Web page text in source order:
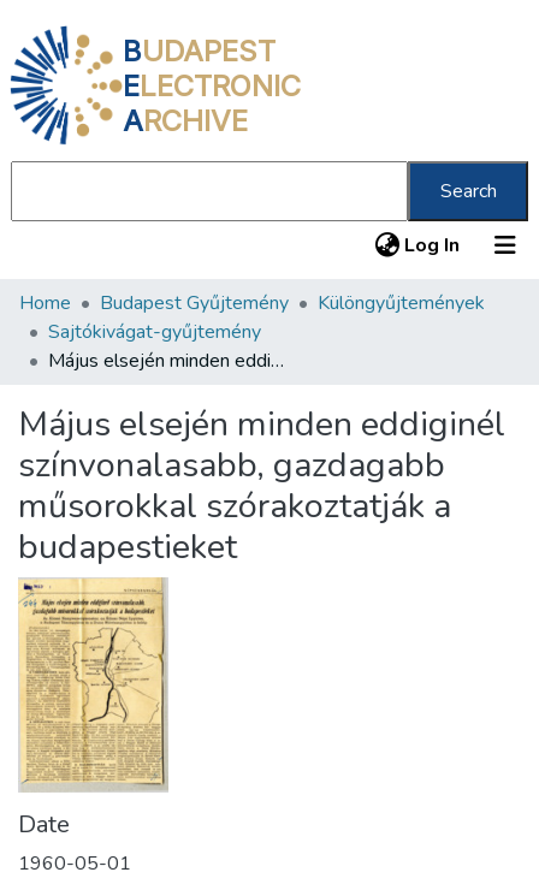
BUDAPEST
ELECTRONIC
ARCHIVE
Search
Log In (current)
Communities & Collections
All of DSpace
About us
Home Budapest Gyűjtemény
Különgyűjtemények
Sajtókivágat-gyűjtemény
Május elsején minden eddiginél színvonalasabb, gazdagabb műsorokkal szórakoztatják a budapestieket
Május elsején minden eddiginél
színvonalasabb, gazdagabb
műsorokkal szórakoztatják a
budapestieket
Date
1960-05-01